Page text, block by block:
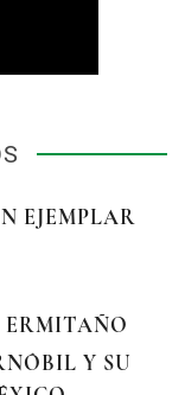
EJEMPLAR
Y SU